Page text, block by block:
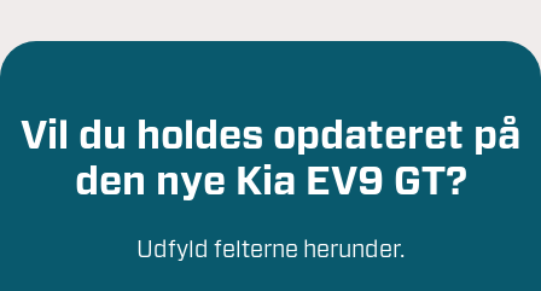
Vil du holdes opdateret på
den nye Kia EV9 GT?
Udfyld felterne herunder.